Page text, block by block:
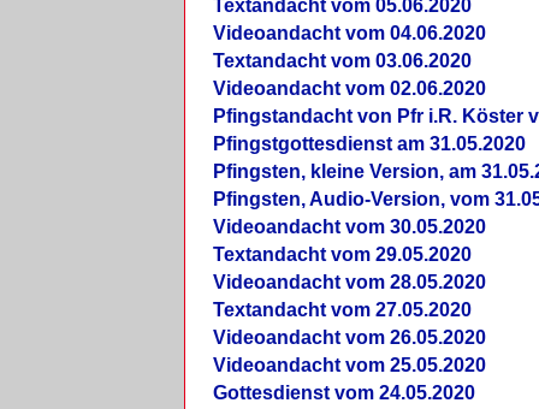
Textandacht vom 05.06.2020
Videoandacht vom 04.06.2020
Textandacht vom 03.06.2020
Videoandacht vom 02.06.2020
Pfingstandacht von Pfr i.R. Köster
Pfingstgottesdienst am 31.05.2020
Pfingsten, kleine Version, am
Pfingsten, Audio-Version, vom
Videoandacht vom 30.05.2020
Textandacht vom 29.05.2020
Videoandacht vom 28.05.2020
Textandacht vom 27.05.2020
Videoandacht vom 26.05.2020
Videoandacht vom 25.05.2020
Gottesdienst vom 24.05.2020